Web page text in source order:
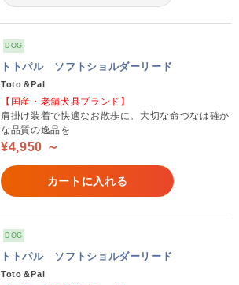
DOG
トトパル ソフトショルダーリード
Toto＆Pal
【国産・老舗犬具ブランド】
肩掛け装着で快適なお散歩に。大切な命づなは確か
な品質の逸品を
¥4,950 ～
カートに入れる
DOG
トトパル ソフトショルダーリード
Toto＆Pal